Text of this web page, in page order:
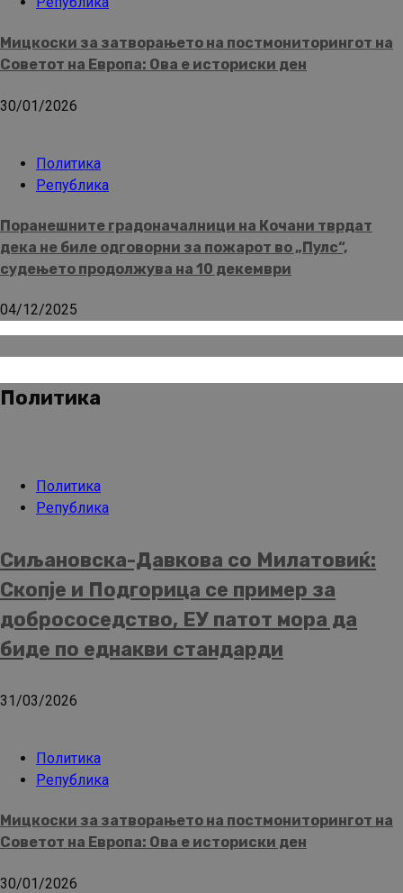
Мицкоски за затворањето на постмониторингот на
Советот на Европа: Ова е историски ден
30/01/2026
Политика
Република
Поранешните градоначалници на Кочани тврдат
дека не биле одговорни за пожарот во „Пулс“,
судењето продолжува на 10 декември
04/12/2025
Политика
Политика
Република
Сиљановска-Давкова со Милатовиќ:
Скопје и Подгорица се пример за
добрососедство, ЕУ патот мора да
биде по еднакви стандарди
31/03/2026
Политика
Република
Мицкоски за затворањето на постмониторингот на
Советот на Европа: Ова е историски ден
30/01/2026